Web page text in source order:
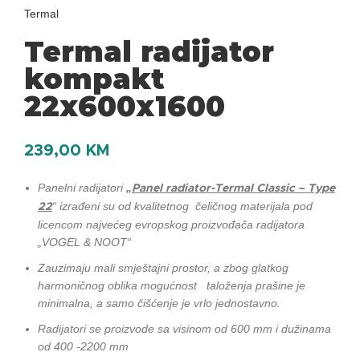
Termal
Termal radijator
kompakt
22x600x1600
239,00 KM
Panelni radijatori „Panel radiator-Termal Classic – Type
22“ izrađeni su od kvalitetnog čeličnog materijala pod
licencom najvećeg evropskog proizvođača radijatora
„VOGEL & NOOT“
Zauzimaju mali smještajni prostor, a zbog glatkog
harmoničnog oblika mogućnost taloženja prašine je
minimalna, a samo čišćenje je vrlo jednostavno.
Radijatori se proizvode sa visinom od 600 mm i dužinama
od 400 -2200 mm